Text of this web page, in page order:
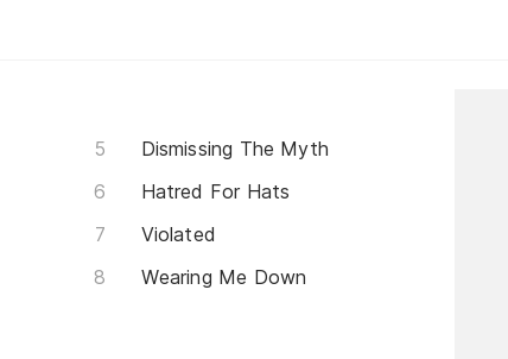
Dismissing The Myth
Hatred For Hats
Violated
Wearing Me Down